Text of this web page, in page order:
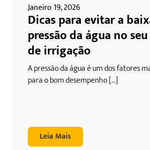
Janeiro 19, 2026
Dicas para evitar a
pressão da água no
de irrigação
A pressão da água é um dos fatores
para o bom desempenho [...]
Leia Mais